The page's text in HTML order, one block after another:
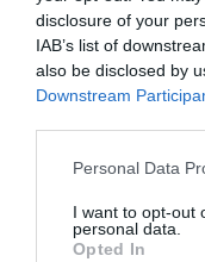
disclosure of your
IAB’s list of
also be disclosed by
Downstream
Personal Data
I want to opt-out
personal data.
Opted In